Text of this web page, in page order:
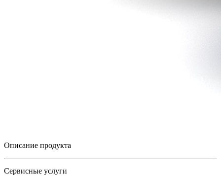
Описание продукта
Сервисные услуги